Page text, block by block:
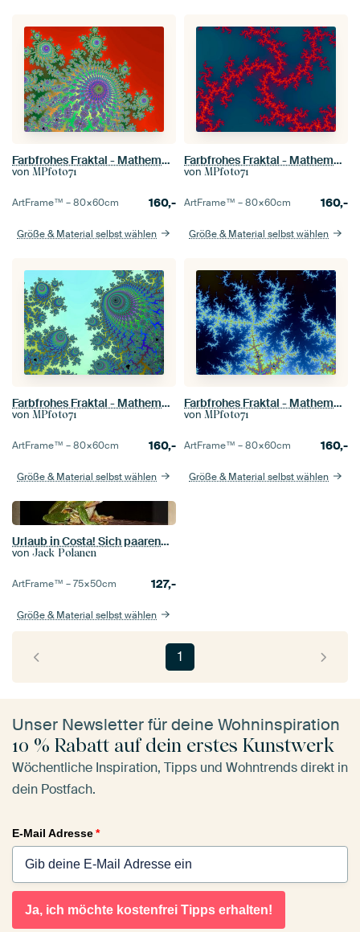
Farbfrohes Fraktal - Mathematik - Mandelbrot Menge - Apfelmännchen
von MPfoto71
ArtFrame™ –80×60cm 160,-
Größe & Material selbst wählen
Farbfrohes Fraktal - Mathematik - Mandelbrot Menge - Apfelmännchen
von MPfoto71
ArtFrame™ –80×60cm 160,-
Größe & Material selbst wählen
Farbfrohes Fraktal - Mathematik - Mandelbrot Menge - Apfelmännchen
von MPfoto71
ArtFrame™ –80×60cm 160,-
Größe & Material selbst wählen
Farbfrohes Fraktal - Mathematik - Mandelbrot Menge - Apfelmännchen
von MPfoto71
ArtFrame™ –80×60cm 160,-
Größe & Material selbst wählen
Urlaub in Costa! Sich paarende Rotaugenlaubfrösche
von Jack Polanen
ArtFrame™ –75×50cm 127,-
Größe & Material selbst wählen
1
Unser Newsletter für deine Wohninspiration
10 % Rabatt auf dein erstes Kunstwerk
Wöchentliche Inspiration, Tipps und Wohntrends direkt in
dein Postfach.
E-Mail Adresse*
Ja, ich möchte kostenfrei Tipps erhalten!